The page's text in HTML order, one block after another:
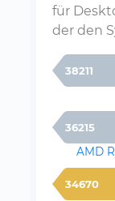
für
der den
38211
36215
AMD
34670